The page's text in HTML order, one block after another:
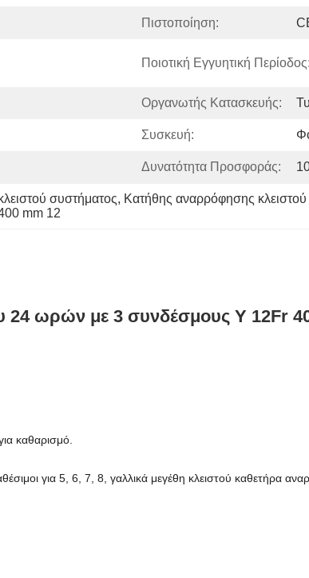
Πιστοποίηση:
Ποιοτική Εγγυητική
Οργανωτής Κατασκευής:
Συσκευή:
Δυνατότητα Προσφοράς:
συστήματος, Κατήθης αναρρόφησης
mm 12
24 ωρών με 3 συνδέσμους Y 12Fr
καθαρισμό.
για 5, 6, 7, 8, γαλλικά μεγέθη κλειστού καθετήρα